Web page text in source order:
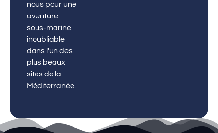
nous pour une
aventure
sous-marine
inoubliable
dans l'un des
plus beaux
sites de la
Méditerranée.